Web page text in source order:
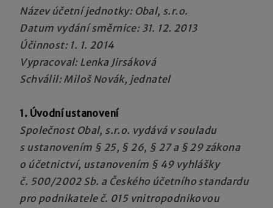
Název účetní jednotky: Obal, s.r.o.
Datum vydání směrnice: 31. 12. 2013
Účinnost: 1. 1. 2014
Vypracoval: Lenka Jirsáková
Schválil: Miloš Novák, jednatel
1. Úvodní ustanovení
Společnost Obal, s.r.o. vydává v souladu
s ustanovením § 25, § 26, § 27 a § 29 zákona
o účetnictví, ustanovením § 49 vyhlášky
č. 500/2002 Sb. a Českého účetního standardu
pro podnikatele č. 015 vnitropodnikovou